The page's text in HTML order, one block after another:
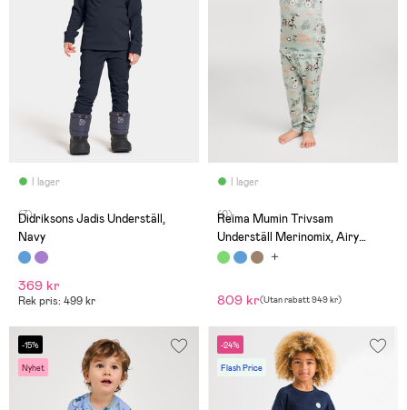
I lager
(7)
Didriksons Jadis Underställ,
Navy
369 kr
Rek pris: 499 kr
I lager
(0)
Reima Mumin Trivsam
Underställ Merinomix, Airy
Green
809 kr(Utan rabatt949 kr)
-15%
Nyhet
-24%
Flash Price